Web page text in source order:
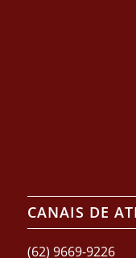
CANAIS DE
(62) 9669-9226